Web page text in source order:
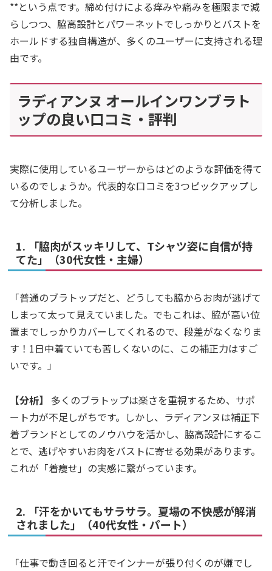
**という点です。締め付けによる痒みや痛みを極限まで減
らしつつ、脇高設計とパワーネットでしっかりとバストを
ホールドする独自構造が、多くのユーザーに支持される理
由です。
ラディアンヌ オールインワンブラト
ップの良い口コミ・評判
実際に使用しているユーザーからはどのような評価を得て
いるのでしょうか。代表的な口コミを3つピックアップし
て分析しました。
1. 「脇肉がスッキリして、Tシャツ姿に自信が持
てた」（30代女性・主婦）
「普通のブラトップだと、どうしても脇からお肉が逃げて
しまって太って見えていました。でもこれは、脇が高い位
置までしっかりカバーしてくれるので、段差がなくなりま
す！1日中着ていても苦しくないのに、この補正力はすご
いです。」
【分析】
多くのブラトップは楽さを重視するため、サポ
ート力が不足しがちです。しかし、ラディアンヌは補正下
着ブランドとしてのノウハウを活かし、脇高設計にするこ
とで、逃げやすいお肉をバストに寄せる効果があります。
これが「着痩せ」の実感に繋がっています。
2. 「汗をかいてもサラサラ。夏場の不快感が解消
されました」（40代女性・パート）
「仕事で動き回ると汗でインナーが張り付くのが嫌でし